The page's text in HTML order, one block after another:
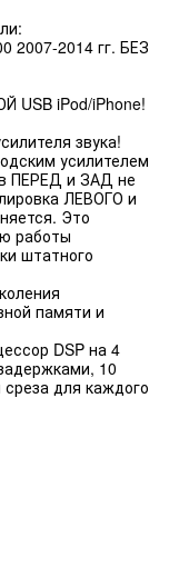
2007-2014 гг. БЕЗ
iPod/iPhone!
звука!
усилителем
ПЕРЕД и ЗАД не
ЛЕВОГО и
Это
работы
штатного
памяти и
DSP на 4
10
для каждого